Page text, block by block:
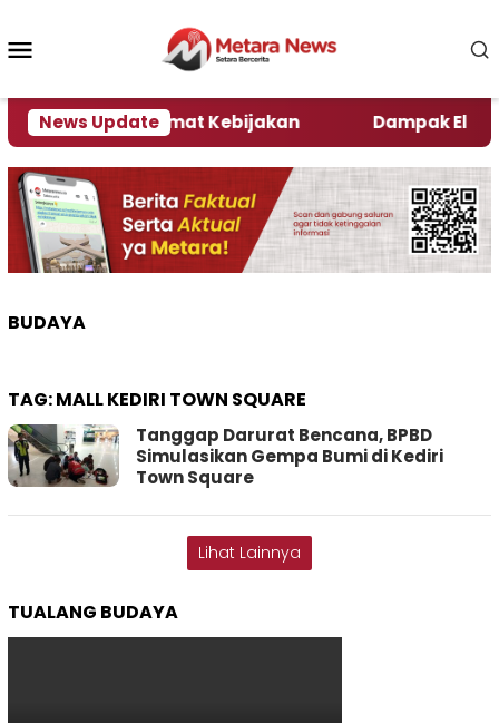
konten
News Update
Kata Pengamat Kebijakan Dampak El
BUDAYA
TAG:MALL KEDIRI TOWN SQUARE
Tanggap Darurat Bencana, BPBD
Simulasikan Gempa Bumi di Kediri
Town Square
Lihat Lainnya
TUALANG BUDAYA